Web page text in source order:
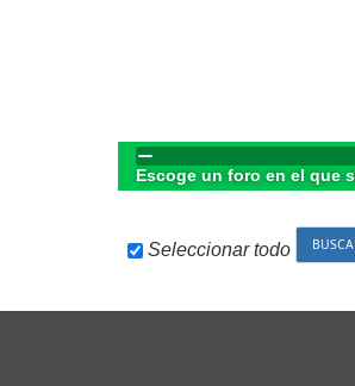
Escoge un foro en el que
Seleccionar todo